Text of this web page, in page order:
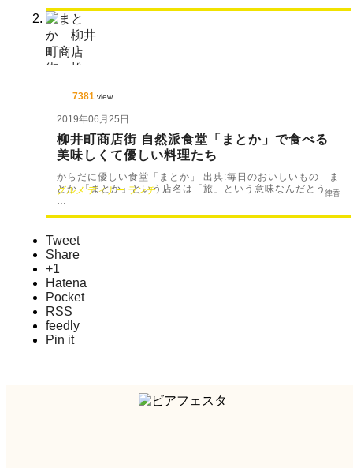
7381 view
2019年06月25日
柳井町商店街 自然派食堂「まとか」で食べる
美味しくて優しい料理たち
からだに優しい食堂「まとか」 出典:毎日のおいしいもの ま
とか 「まとか」という店名は「旅」という意味なんだとう。
グルメ ディナー ランチ 律香
Tweet
Share
+1
Hatena
Pocket
RSS
feedly
Pin it